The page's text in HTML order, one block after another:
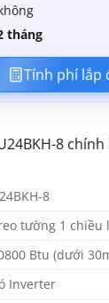
tháng
Tính phí lắp
8
8
tường 1 chiều
Btu (dưới
Inverter